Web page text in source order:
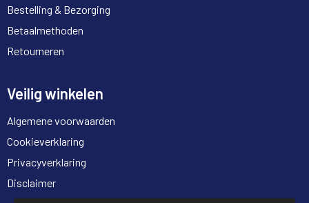
Bestelling & Bezorging
Betaalmethoden
Retourneren
Veilig winkelen
Algemene voorwaarden
Cookieverklaring
Privacyverklaring
Disclaimer